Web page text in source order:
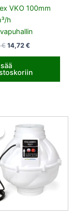
VKO 100mm
h
€ 14,72€
hinta
oli:
181,50 €.
hinta
on:
172,42 €.